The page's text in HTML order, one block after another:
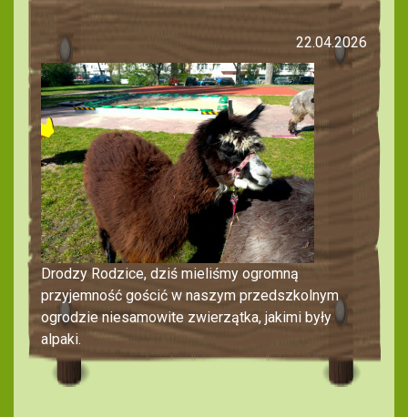
22.04.2026
Drodzy Rodzice, dziś mieliśmy ogromną
przyjemność gościć w naszym przedszkolnym
ogrodzie niesamowite zwierzątka, jakimi były
alpaki.